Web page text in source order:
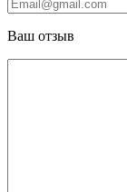
Ваш отзыв